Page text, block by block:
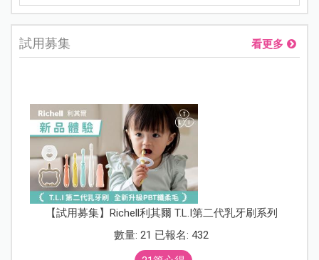
試用募集 看更多
【試用募集】Richell利其爾 T.L.I第二代乳牙刷系列
數量: 21 已報名: 432